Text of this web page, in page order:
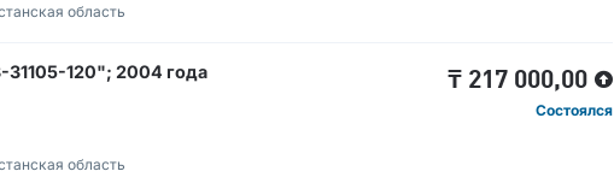
область
120"; 2004 года
область
₸ 217 000,00
Состоялся